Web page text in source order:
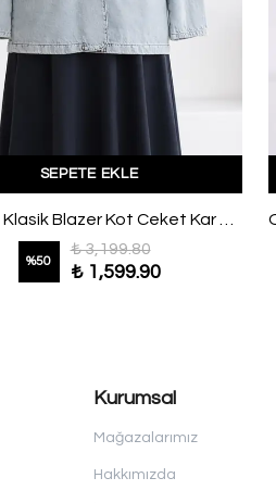
SEPETE EKLE
Düğmeli Klasik Blazer Kot Ceket Kar Yıkama
%50
₺ 3,199.80
₺ 1,599.90
Kurumsal
Mağazalarımız
Hakkımızda